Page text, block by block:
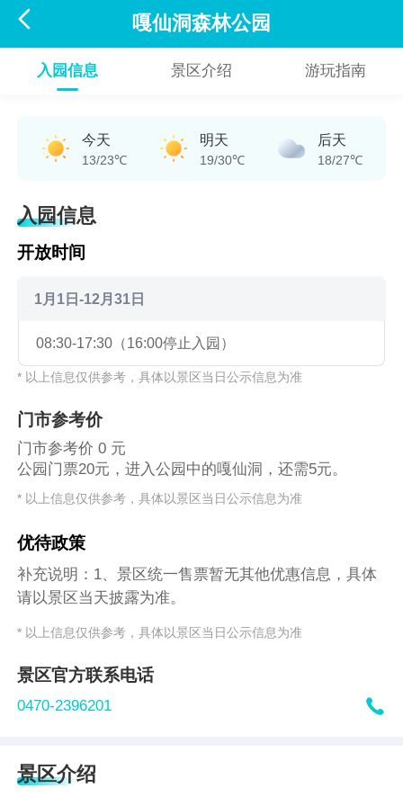
 嘎仙洞森林公园
入园信息 景区介绍 游玩指南
今天
13/23℃
明天
19/30℃
后天
18/27℃
入园信息
开放时间
1月1日-12月31日
08:30-17:30（16:00停止入园）
* 以上信息仅供参考，具体以景区当日公示信息为准
门市参考价
门市参考价 0 元
公园门票20元，进入公园中的嘎仙洞，还需5元。
* 以上信息仅供参考，具体以景区当日公示信息为准
优待政策
补充说明：1、景区统一售票暂无其他优惠信息，具体
请以景区当天披露为准。
* 以上信息仅供参考，具体以景区当日公示信息为准
景区官方联系电话
0470-2396201 
景区介绍